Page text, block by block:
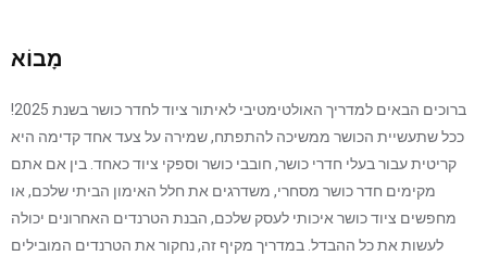
מָבוֹא
ברוכים הבאים למדריך האולטימטיבי לאיתור ציוד לחדר כושר בשנת 2025!
ככל שתעשיית הכושר ממשיכה להתפתח, שמירה על צעד אחד קדימה היא
קריטית עבור בעלי חדרי כושר, חובבי כושר וספקי ציוד כאחד. בין אם אתם
מקימים חדר כושר מסחרי, משדרגים את חלל האימון הביתי שלכם, או
מחפשים ציוד כושר איכותי לעסק שלכם, הבנת הטרנדים האחרונים יכולה
לעשות את כל ההבדל. במדריך מקיף זה, נחקור את הטרנדים המובילים